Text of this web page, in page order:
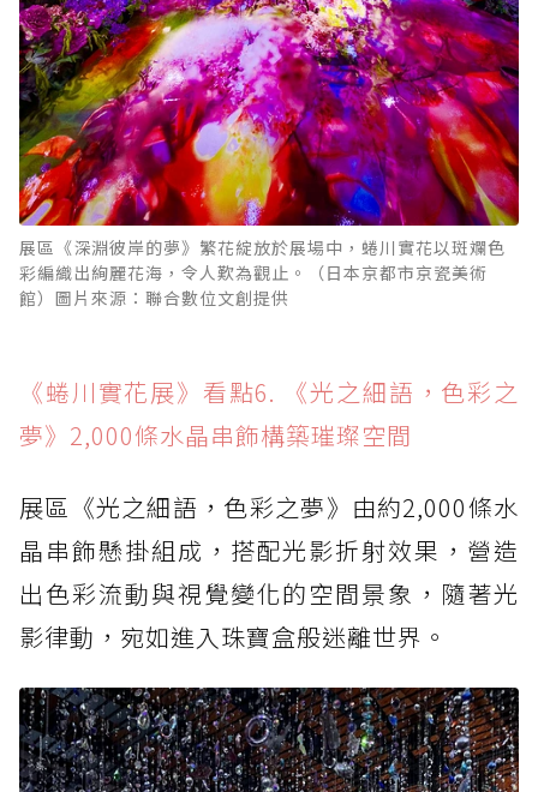
展區《深淵彼岸的夢》繁花綻放於展場中，蜷川實花以斑斕色
彩編織出絢麗花海，令人歎為觀止。（日本京都市京瓷美術
館）圖片來源：聯合數位文創提供
《蜷川實花展》看點6. 《光之細語，色彩之
夢》2,000條水晶串飾構築璀璨空間
展區《光之細語，色彩之夢》由約2,000條水
晶串飾懸掛組成，搭配光影折射效果，營造
出色彩流動與視覺變化的空間景象，隨著光
影律動，宛如進入珠寶盒般迷離世界。